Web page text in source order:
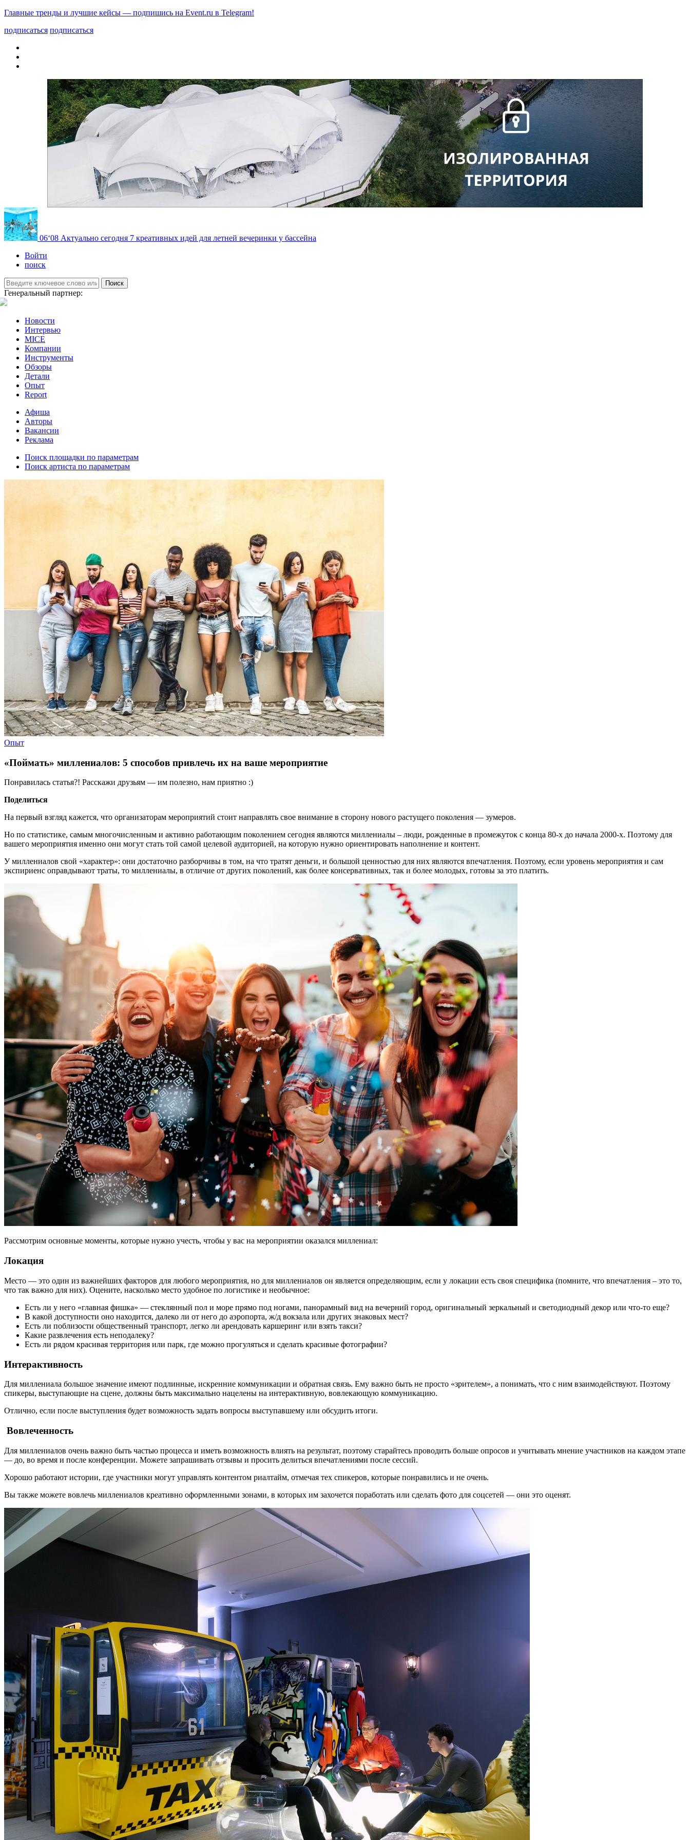
Главные тренды и лучшие кейсы — подпишись на Event.ru в Telegram!
подписаться подписаться
06‘08 Актуально сегодня 7 креативных идей для летней вечеринки у бассейна
Войти
поиск
Поиск
Генеральный партнер:
Новости
Интервью
MICE
Компании
Инструменты
Обзоры
Детали
Опыт
Report
Афиша
Авторы
Вакансии
Реклама
Поиск площадки по параметрам
Поиск артиста по параметрам
Опыт
«Поймать» миллениалов: 5 способов привлечь их на ваше мероприятие
Понравилась статья?! Расскажи друзьям — им полезно, нам приятно :)
Поделиться
На первый взгляд кажется, что организаторам мероприятий стоит направлять свое внимание в сторону нового растущего поколения — зумеров.
Но по статистике, самым многочисленным и активно работающим поколением сегодня являются миллениалы – люди, рожденные в промежуток с конца 80-х до начала 2000-х. Поэтому для
вашего мероприятия именно они могут стать той самой целевой аудиторией, на которую нужно ориентировать наполнение и контент.
У миллениалов свой «характер»: они достаточно разборчивы в том, на что тратят деньги, и большой ценностью для них являются впечатления. Поэтому, если уровень мероприятия и сам
экспириенс оправдывают траты, то миллениалы, в отличие от других поколений, как более консервативных, так и более молодых, готовы за это платить.
Рассмотрим основные моменты, которые нужно учесть, чтобы у вас на мероприятии оказался миллениал:
Локация
Место — это один из важнейших факторов для любого мероприятия, но для миллениалов он является определяющим, если у локации есть своя специфика (помните, что впечатления – это то,
что так важно для них). Оцените, насколько место удобное по логистике и необычное:
Есть ли у него «главная фишка» — стеклянный пол и море прямо под ногами, панорамный вид на вечерний город, оригинальный зеркальный и светодиодный декор или что-то еще?
В какой доступности оно находится, далеко ли от него до аэропорта, ж/д вокзала или других знаковых мест?
Есть ли поблизости общественный транспорт, легко ли арендовать каршеринг или взять такси?
Какие развлечения есть неподалеку?
Есть ли рядом красивая территория или парк, где можно прогуляться и сделать красивые фотографии?
Интерактивность
Для миллениала большое значение имеют подлинные, искренние коммуникации и обратная связь. Ему важно быть не просто «зрителем», а понимать, что с ним взаимодействуют. Поэтому
спикеры, выступающие на сцене, должны быть максимально нацелены на интерактивную, вовлекающую коммуникацию.
Отлично, если после выступления будет возможность задать вопросы выступавшему или обсудить итоги.
Вовлеченность
Для миллениалов очень важно быть частью процесса и иметь возможность влиять на результат, поэтому старайтесь проводить больше опросов и учитывать мнение участников на каждом этапе
— до, во время и после конференции. Можете запрашивать отзывы и просить делиться впечатлениями после сессий.
Хорошо работают истории, где участники могут управлять контентом риалтайм, отмечая тех спикеров, которые понравились и не очень.
Вы также можете вовлечь миллениалов креативно оформленными зонами, в которых им захочется поработать или сделать фото для соцсетей — они это оценят.